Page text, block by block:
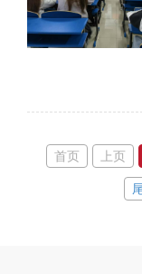
首页 上页